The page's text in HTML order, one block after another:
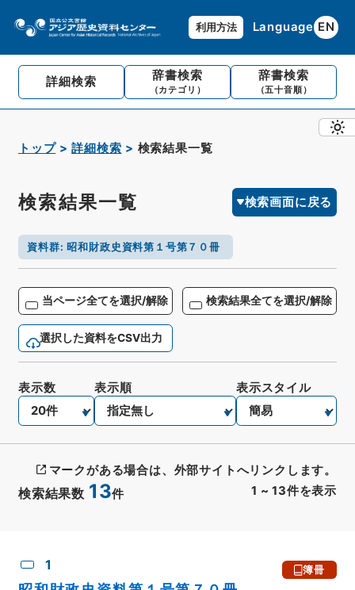
利用方法 Language EN
詳細検索 辞書検索
（カテゴリ）
辞書検索
（五十音順）
トップ 詳細検索 検索結果一覧
検索結果一覧 検索画面に戻る
資料群: 昭和財政史資料第１号第７０冊
当ページ全てを選択/解除 検索結果全てを選択/解除
選択した資料をCSV出力
検索結果数 13件 1 ~ 13件を表示
表示数 表示順 表示スタイル
マークがある場合は、外部サイトへリンクします。
1 簿冊